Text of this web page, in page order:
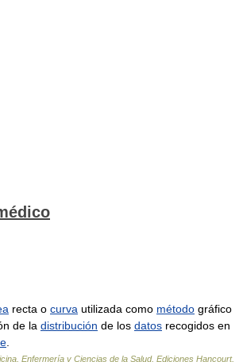
recta o curva utilizada como método gráfico
de la distribución de los datos recogidos en
Enfermería y Ciencias de la Salud, Ediciones Hancourt,